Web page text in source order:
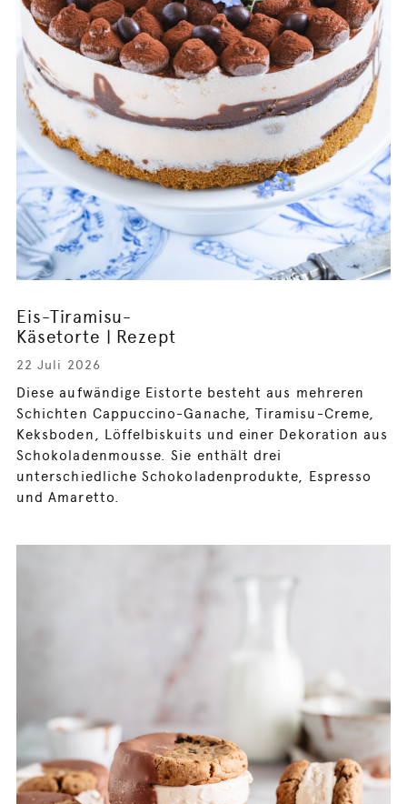
Eis-Tiramisu-
Käsetorte | Rezept
22 Juli 2026
Diese aufwändige Eistorte besteht aus mehreren
Schichten Cappuccino-Ganache, Tiramisu-Creme,
Keksboden, Löffelbiskuits und einer Dekoration aus
Schokoladenmousse. Sie enthält drei
unterschiedliche Schokoladenprodukte, Espresso
und Amaretto.